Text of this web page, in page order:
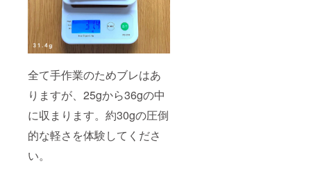
全て手作業のためブレはあ
りますが、25gから36gの中
に収まります。約30gの圧倒
的な軽さを体験してくださ
い。